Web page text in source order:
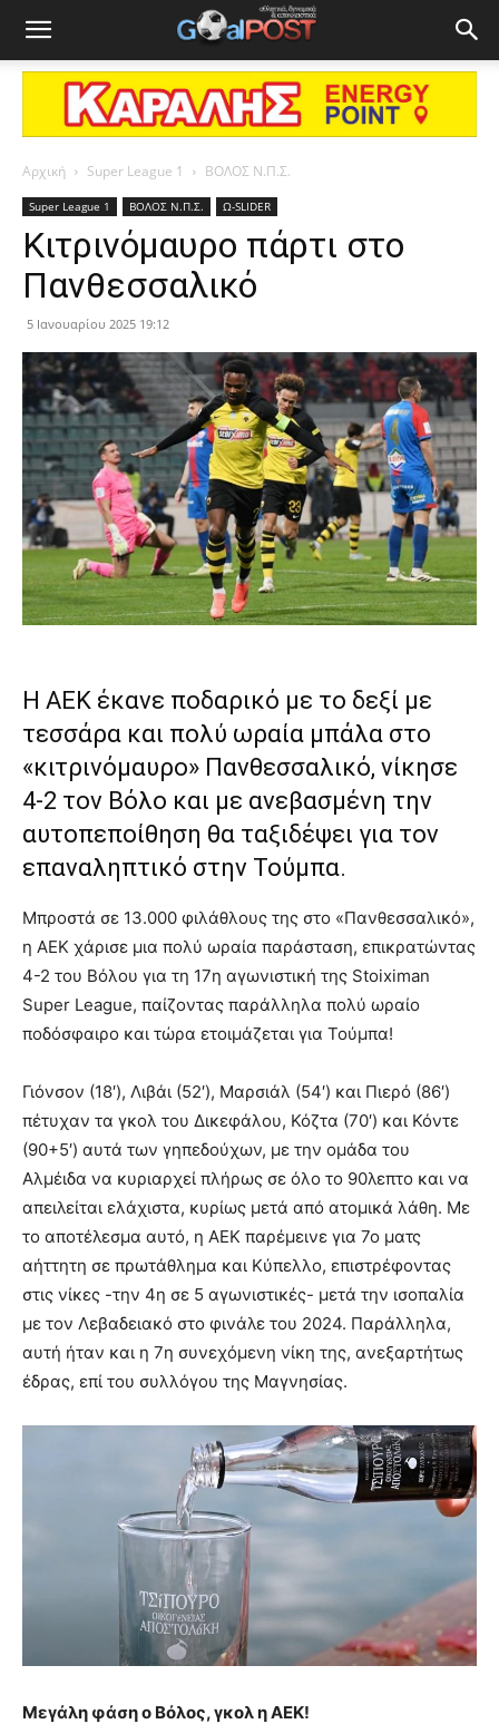
Αρχική Super League 1 ΒΟΛΟΣ Ν.Π.Σ.
Super League 1 ΒΟΛΟΣ Ν.Π.Σ. Ω-SLIDER
Κιτρινόμαυρο πάρτι στο
Πανθεσσαλικό
5 Ιανουαρίου 2025 19:12
Η ΑΕΚ έκανε ποδαρικό με το δεξί με
τεσσάρα και πολύ ωραία μπάλα στο
«κιτρινόμαυρο» Πανθεσσαλικό, νίκησε
4-2 τον Βόλο και με ανεβασμένη την
αυτοπεποίθηση θα ταξιδέψει για τον
επαναληπτικό στην Τούμπα.
Μπροστά σε 13.000 φιλάθλους της στο «Πανθεσσαλικό»,
η ΑΕΚ χάρισε μια πολύ ωραία παράσταση, επικρατώντας
4-2 του Βόλου για τη 17η αγωνιστική της Stoiximan
Super League, παίζοντας παράλληλα πολύ ωραίο
ποδόσφαιρο και τώρα ετοιμάζεται για Τούμπα!
Γιόνσον (18′), Λιβάι (52′), Μαρσιάλ (54′) και Πιερό (86′)
πέτυχαν τα γκολ του Δικεφάλου, Κόζτα (70′) και Κόντε
(90+5′) αυτά των γηπεδούχων, με την ομάδα του
Αλμέιδα να κυριαρχεί πλήρως σε όλο το 90λεπτο και να
απειλείται ελάχιστα, κυρίως μετά από ατομικά λάθη. Με
το αποτέλεσμα αυτό, η ΑΕΚ παρέμεινε για 7ο ματς
αήττητη σε πρωτάθλημα και Κύπελλο, επιστρέφοντας
στις νίκες -την 4η σε 5 αγωνιστικές- μετά την ισοπαλία
με τον Λεβαδειακό στο φινάλε του 2024. Παράλληλα,
αυτή ήταν και η 7η συνεχόμενη νίκη της, ανεξαρτήτως
έδρας, επί του συλλόγου της Μαγνησίας.
Μεγάλη φάση ο Βόλος, γκολ η ΑΕΚ!